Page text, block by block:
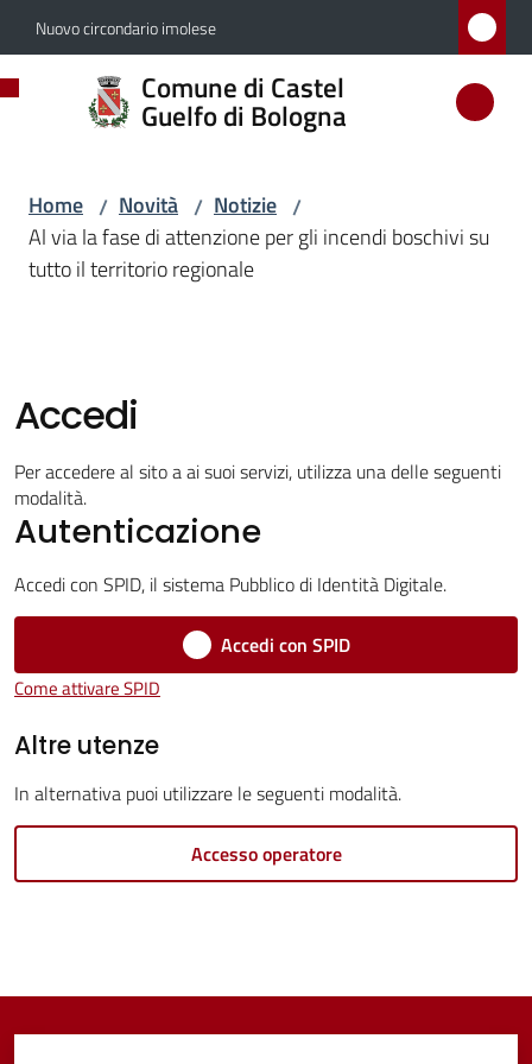
Vai al contenuto
Vai alla navigazione
Vai al footer
Nuovo circondario imolese
Comune di Castel
Guelfo di Bologna
Comune
di
di
Bologna
Novità
Menu selezionato
Servizi
Guelfo
Servizi
Home / Novità / Notizie /
Al via la fase di attenzione per gli incendi boschivi su
tutto il territorio regionale
Accedi
Per accedere al sito a ai suoi servizi, utilizza una delle seguenti
modalità.
Autenticazione
Accedi con SPID, il sistema Pubblico di Identità Digitale.
Accedi con SPID
Come attivare SPID
Altre utenze
In alternativa puoi utilizzare le seguenti modalità.
Accesso operatore